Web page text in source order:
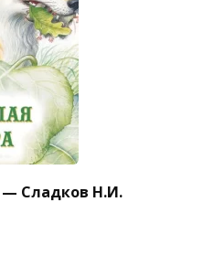
— Сладков Н.И.